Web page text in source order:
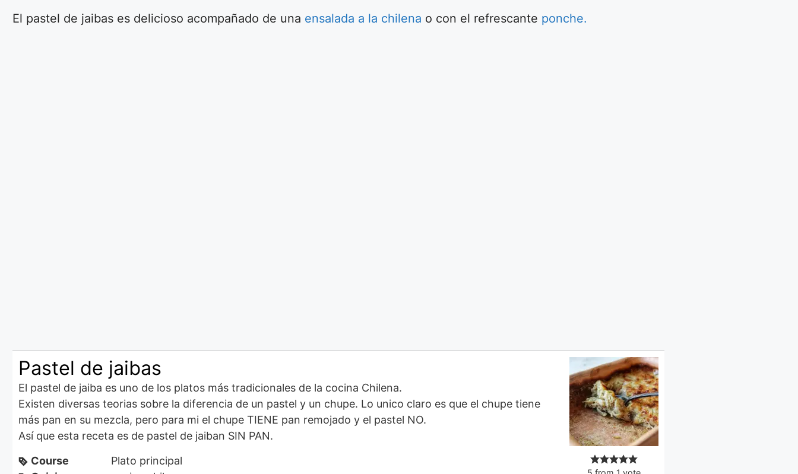
El pastel de jaibas es delicioso acompañado de una ensalada a la chilena o con el refrescante ponche.
Pastel de jaibas
El pastel de jaiba es uno de los platos más tradicionales de la cocina Chilena.
Existen diversas teorias sobre la diferencia de un pastel y un chupe. Lo unico claro es que el chupe tiene
más pan en su mezcla, pero para mi el chupe TIENE pan remojado y el pastel NO.
Así que esta receta es de pastel de jaiban SIN PAN.
Course
Plato principal